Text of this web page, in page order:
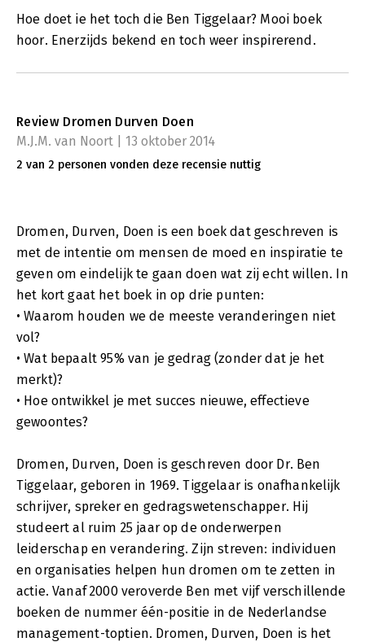
Hoe doet ie het toch die Ben Tiggelaar? Mooi boek
hoor. Enerzijds bekend en toch weer inspirerend.
Review Dromen Durven Doen
M.J.M. van Noort | 13 oktober 2014
2 van 2 personen vonden deze recensie nuttig
Dromen, Durven, Doen is een boek dat geschreven is
met de intentie om mensen de moed en inspiratie te
geven om eindelijk te gaan doen wat zij echt willen. In
het kort gaat het boek in op drie punten:
• Waarom houden we de meeste veranderingen niet
vol?
• Wat bepaalt 95% van je gedrag (zonder dat je het
merkt)?
• Hoe ontwikkel je met succes nieuwe, effectieve
gewoontes?
Dromen, Durven, Doen is geschreven door Dr. Ben
Tiggelaar, geboren in 1969. Tiggelaar is onafhankelijk
schrijver, spreker en gedragswetenschapper. Hij
studeert al ruim 25 jaar op de onderwerpen
leiderschap en verandering. Zijn streven: individuen
en organisaties helpen hun dromen om te zetten in
actie. Vanaf 2000 veroverde Ben met vijf verschillende
boeken de nummer één-positie in de Nederlandse
management-toptien. Dromen, Durven, Doen is het